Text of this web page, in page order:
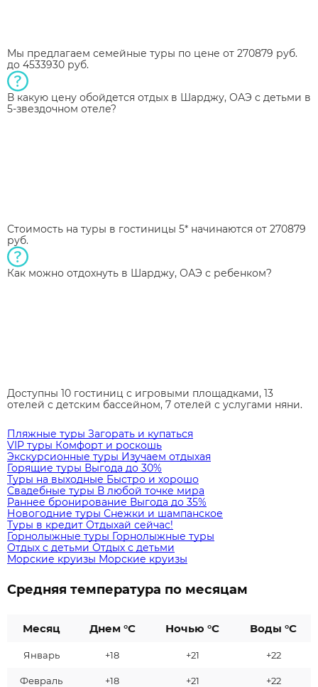
Мы предлагаем семейные туры по цене от 270879 руб.
до 4533930 руб.
В какую цену обойдется отдых в Шарджу, ОАЭ с детьми в
5-звездочном отеле?
Стоимость на туры в гостиницы 5* начинаются от 270879
руб.
Как можно отдохнуть в Шарджу, ОАЭ с ребенком?
Доступны 10 гостиниц с игровыми площадками, 13
отелей с детским бассейном, 7 отелей с услугами няни.
Пляжные туры Загорать и купаться
VIP туры Комфорт и роскошь
Экскурсионные туры Изучаем отдыхая
Горящие туры Выгода до 30%
Туры на выходные Быстро и хорошо
Свадебные туры В любой точке мира
Раннее бронирование Выгода до 35%
Новогодние туры Снежки и шампанское
Туры в кредит Отдыхай сейчас!
Горнолыжные туры Горнолыжные туры
Отдых с детьми Отдых с детьми
Морские круизы Морские круизы
Средняя температура по месяцам
Месяц Днем °C Ночью °C Воды °C
Январь +18 +21 +22
Февраль +18 +21 +22